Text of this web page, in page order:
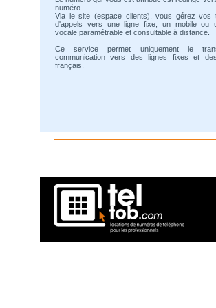
numéro.
Via le site (espace clients), vous gérez vos
d'appels vers une ligne fixe, un mobile ou
vocale paramétrable et consultable à distance.
Ce service permet uniquement le
communication vers des lignes fixes et
français.